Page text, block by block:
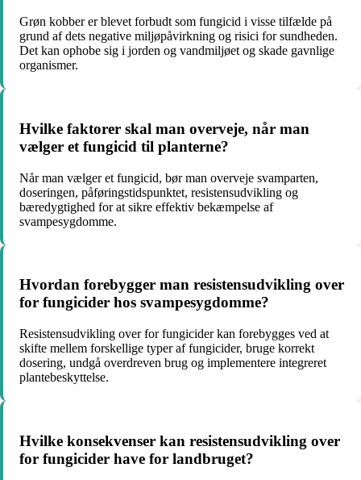
Grøn kobber er blevet forbudt som fungicid i visse tilfælde på
grund af dets negative miljøpåvirkning og risici for sundheden.
Det kan ophobe sig i jorden og vandmiljøet og skade gavnlige
organismer.
Hvilke faktorer skal man overveje, når man
vælger et fungicid til planterne?
Når man vælger et fungicid, bør man overveje svamparten,
doseringen, påføringstidspunktet, resistensudvikling og
bæredygtighed for at sikre effektiv bekæmpelse af
svampesygdomme.
Hvordan forebygger man resistensudvikling over
for fungicider hos svampesygdomme?
Resistensudvikling over for fungicider kan forebygges ved at
skifte mellem forskellige typer af fungicider, bruge korrekt
dosering, undgå overdreven brug og implementere integreret
plantebeskyttelse.
Hvilke konsekvenser kan resistensudvikling over
for fungicider have for landbruget?